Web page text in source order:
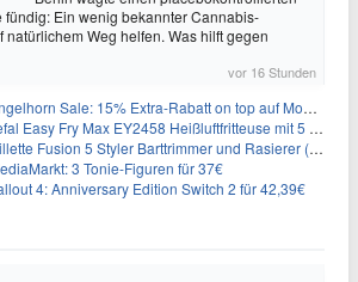
fündig: Ein wenig bekannter Cannabis-
natürlichem Weg helfen. Was hilft gegen
vor 16 Stunden
Sale: 15% Extra-Rabatt on top auf Mode- und Sport-Artikel
Easy Fry Max EY2458 Heißluftfritteuse mit 5 Litern für 64,99€
Fusion 5 Styler Barttrimmer und Rasierer (All in One) für 16€
3 Tonie-Figuren für 37€
4: Anniversary Edition Switch 2 für 42,39€